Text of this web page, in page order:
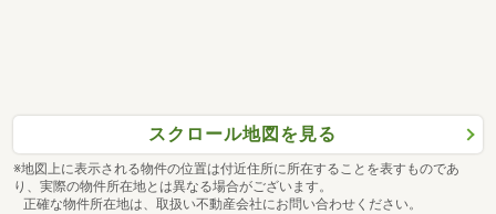
スクロール地図を見る
※地図上に表示される物件の位置は付近住所に所在することを表すものであ
り、実際の物件所在地とは異なる場合がございます。
正確な物件所在地は、取扱い不動産会社にお問い合わせください。